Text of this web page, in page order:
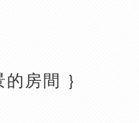
房間 ｝